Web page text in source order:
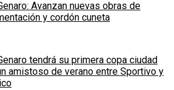
Avanzan nuevas obras de
y cordón cuneta
tendrá su primera copa ciudad
amistoso de verano entre Sportivo y